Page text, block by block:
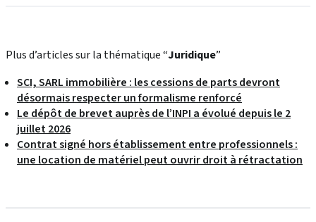
Plus d’articles sur la thématique “Juridique”
SCI, SARL immobilière : les cessions de parts devront
désormais respecter un formalisme renforcé
Le dépôt de brevet auprès de l’INPI a évolué depuis le 2
juillet 2026
Contrat signé hors établissement entre professionnels :
une location de matériel peut ouvrir droit à rétractation